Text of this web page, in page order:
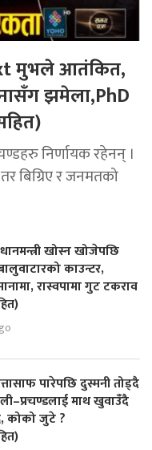
मुभले आतंकित,
झमेला,PhD
निर्णायक रहेनन् ।
बिग्रिए र जनमतको
खोस्न खोजेपछि
काउन्टर,
रास्वपामा गुट टकराव
पारेपछि दुस्मनी तोड्दै
माथ खुवाउँदै
कोको जुटे ?